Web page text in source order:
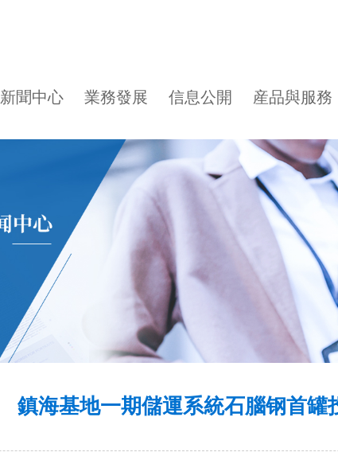
新聞中心 業務發展 信息公開 産品與服務
鎮海基地一期儲運系統石腦钢首罐